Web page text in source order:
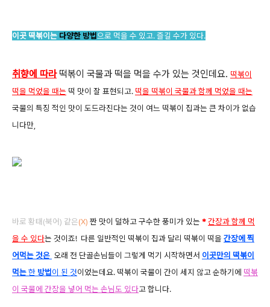
이곳 떡볶이는 다양한 방법 으로 먹을 수 있고.즐길 수가 있다.
취향에 따라떡볶이 국물과 떡을 먹을 수가 있는 것인데요. 떡볶이
떡을 먹었을 때는 떡 맛이 잘 표현되고. 떡을 떡볶이 국물과 함께 먹었을 때는
국물의 특징 적인 맛이 도드라진다는 것이 여느 떡볶이 집과는 큰 차이가 없습
니다만,
바로 황태(북어) 같은(X) 짠 맛이 덜하고 구수한 풍미가 있는 *간장과 함께 먹
을 수 있다는 것이죠! 다른 일반적인 떡볶이 집과 달리 떡볶이 떡을 간장에 찍
어먹는 것은 오래 전 단골손님들이 그렇게 먹기 시작하면서 이곳만의 떡볶이
먹는한 방법 이 된 것이었는데요. 떡볶이 국물이 간이 세지 않고 순하기에 떡볶
이 국물에 간장을 넣어 먹는 손님도 있다고 합니다.